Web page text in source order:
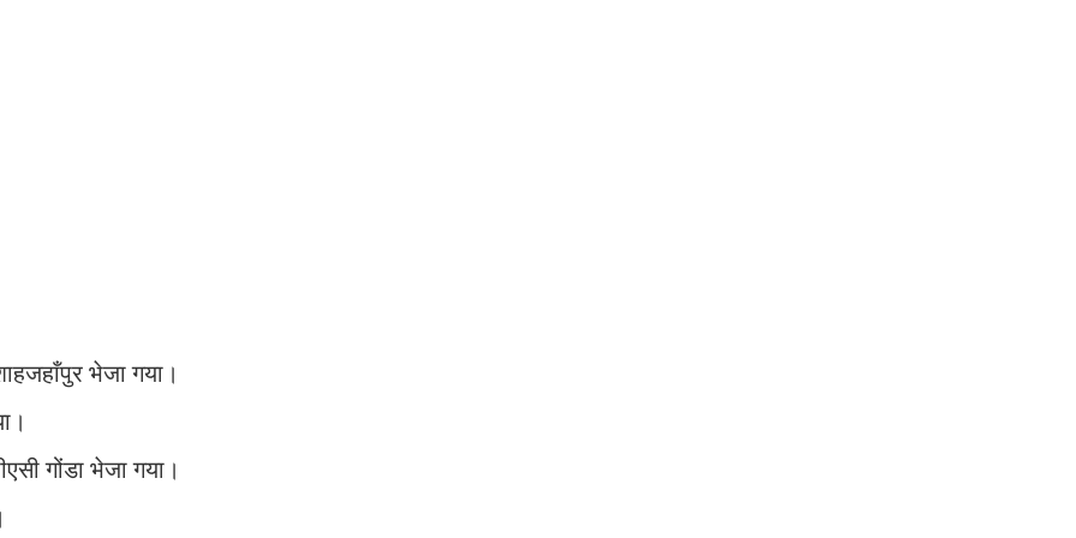
भेजा गया।
गोंडा भेजा गया।